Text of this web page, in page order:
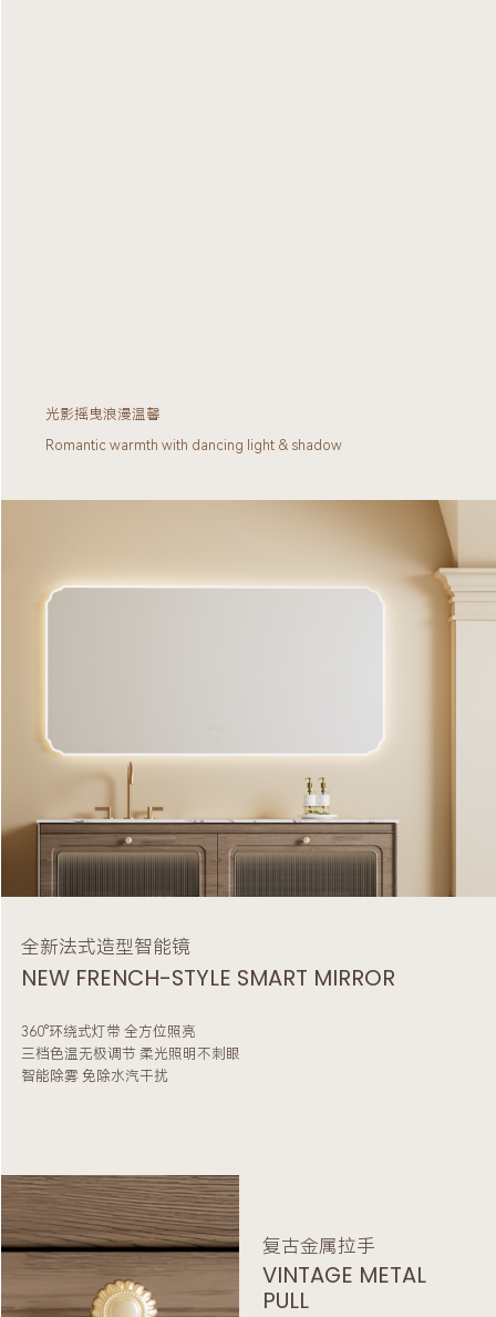
光影摇曳浪漫温馨
Romantic warmth with dancing light & shadow
全新法式造型智能镜
NEW FRENCH-STYLE SMART MIRROR
360°环绕式灯带 全方位照亮
三档色温无极调节 柔光照明不刺眼
智能除雾 免除水汽干扰
复古金属拉手
VINTAGE METAL
PULL